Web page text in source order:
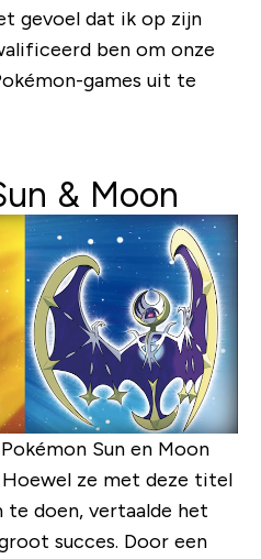
gevoel dat ik op zijn
ben om onze
games uit te
& Moon
Sun en Moon
ze met deze titel
te doen, vertaalde het
succes. Door een